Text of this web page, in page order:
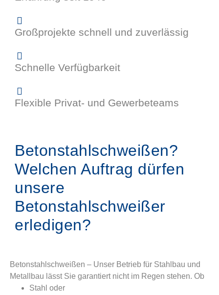
Großprojekte schnell und zuverlässig
Schnelle Verfügbarkeit
Flexible Privat- und Gewerbeteams
Betonstahlschweißen?
Welchen Auftrag dürfen
unsere
Betonstahlschweißer
erledigen?
Betonstahlschweißen – Unser Betrieb für Stahlbau und
Metallbau lässt Sie garantiert nicht im Regen stehen. Ob
Stahl oder